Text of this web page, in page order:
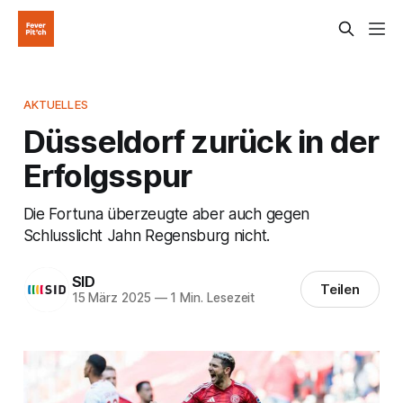
AKTUELLES
Düsseldorf zurück in der
Erfolgsspur
Die Fortuna überzeugte aber auch gegen
Schlusslicht Jahn Regensburg nicht.
SID
15 März 2025 —1 Min. Lesezeit Teilen